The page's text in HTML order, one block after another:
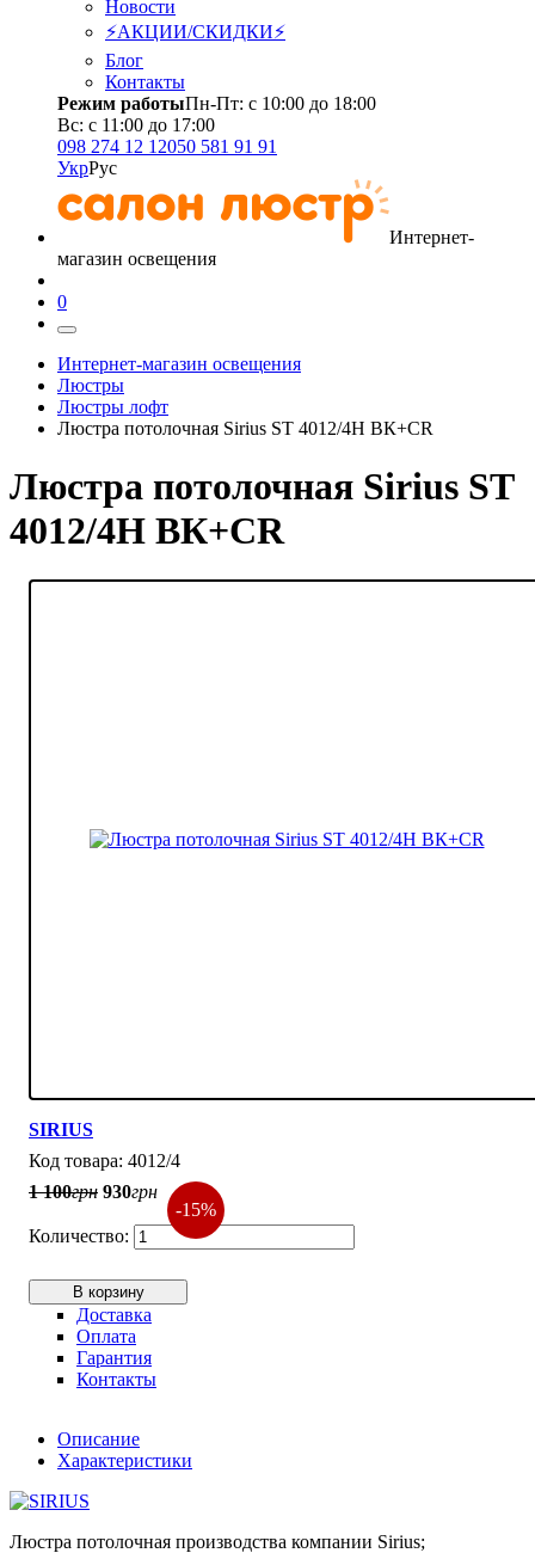
Новости
⚡АКЦИИ/СКИДКИ⚡
Блог
Контакты
Режим работыПн-Пт: с 10:00 до 18:00
Вс: с 11:00 до 17:00
098 274 12 12050 581 91 91
УкрРус
Интернет-
магазин освещения
0
Интернет-магазин освещения
Люстры
Люстры лофт
Люстра потолочная Sirius ST 4012/4Н ВК+CR
Люстра потолочная Sirius ST
4012/4Н ВК+CR
SIRIUS
4012/4
-15%
1 100грн 930грн
В корзину
Доставка
Оплата
Гарантия
Контакты
Описание
Характеристики
Люстра потолочная производства компании Sirius;